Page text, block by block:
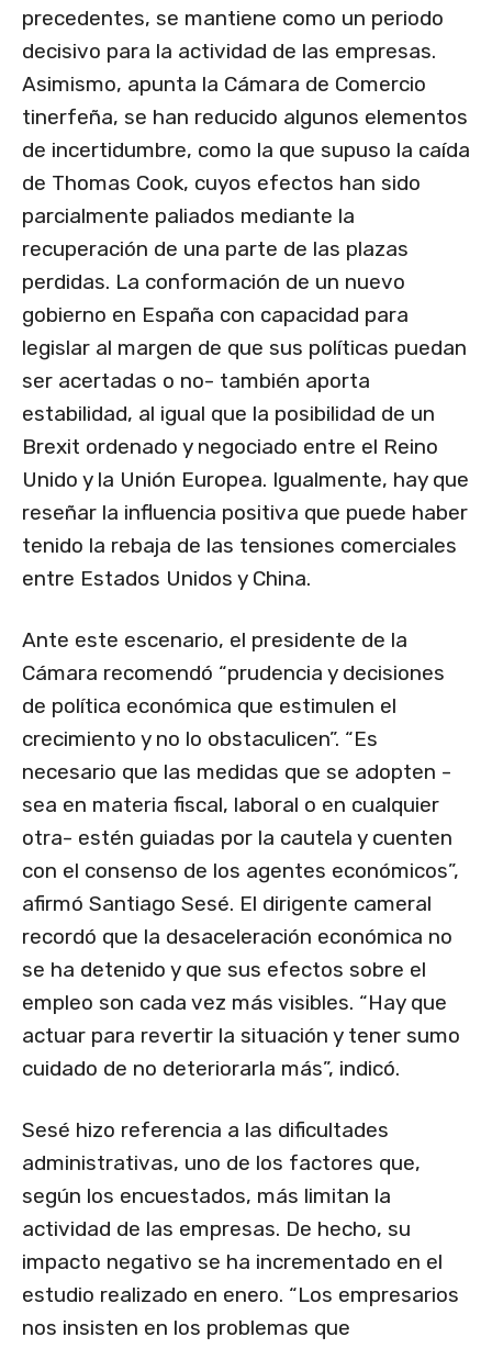
precedentes, se mantiene como un periodo
decisivo para la actividad de las empresas.
Asimismo, apunta la Cámara de Comercio
tinerfeña, se han reducido algunos elementos
de incertidumbre, como la que supuso la caída
de Thomas Cook, cuyos efectos han sido
parcialmente paliados mediante la
recuperación de una parte de las plazas
perdidas. La conformación de un nuevo
gobierno en España con capacidad para
legislar al margen de que sus políticas puedan
ser acertadas o no- también aporta
estabilidad, al igual que la posibilidad de un
Brexit ordenado y negociado entre el Reino
Unido y la Unión Europea. Igualmente, hay que
reseñar la influencia positiva que puede haber
tenido la rebaja de las tensiones comerciales
entre Estados Unidos y China.
Ante este escenario, el presidente de la
Cámara recomendó “prudencia y decisiones
de política económica que estimulen el
crecimiento y no lo obstaculicen”. “Es
necesario que las medidas que se adopten -
sea en materia fiscal, laboral o en cualquier
otra- estén guiadas por la cautela y cuenten
con el consenso de los agentes económicos”,
afirmó Santiago Sesé. El dirigente cameral
recordó que la desaceleración económica no
se ha detenido y que sus efectos sobre el
empleo son cada vez más visibles. “Hay que
actuar para revertir la situación y tener sumo
cuidado de no deteriorarla más”, indicó.
Sesé hizo referencia a las dificultades
administrativas, uno de los factores que,
según los encuestados, más limitan la
actividad de las empresas. De hecho, su
impacto negativo se ha incrementado en el
estudio realizado en enero. “Los empresarios
nos insisten en los problemas que